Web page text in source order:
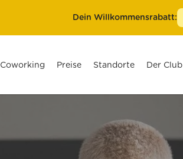
Dein Willkommensrabatt:
Coworking Preise Standorte Der Club